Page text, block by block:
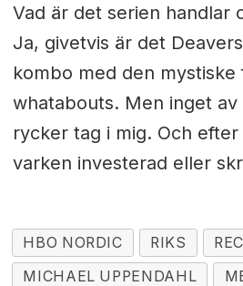
Vad är det serien handlar
Ja, givetvis är det
kombo med den mystiske
whatabouts. Men inget
rycker tag i mig. Och
varken investerad eller
HBO NORDIC RIKS
MICHAEL UPPENDAHL